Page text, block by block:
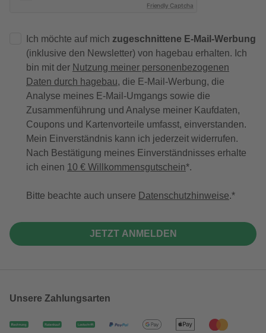
Friendly Captcha
Ich möchte auf mich zugeschnittene E-Mail-Werbung
(inklusive den Newsletter) von hagebau erhalten. Ich
bin mit der Nutzung meiner personenbezogenen
Daten durch hagebau, die E-Mail-Werbung, die
Analyse meines E-Mail-Umgangs sowie die
Zusammenführung und Analyse meiner Kaufdaten,
Coupons und Kartenvorteile umfasst, einverstanden.
Mein Einverständnis kann ich jederzeit widerrufen.
Nach Bestätigung meines Einverständnisses erhalte
ich einen 10 € Willkommensgutschein*.
Bitte beachte auch unsere Datenschutzhinweise.
JETZT ANMELDEN
Unsere Zahlungsarten